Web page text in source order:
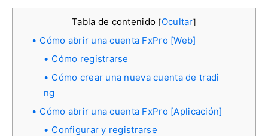
Tabla de contenido [Ocultar]
Cómo abrir una cuenta FxPro [Web]
Cómo registrarse
Cómo crear una nueva cuenta de tradi
ng
Cómo abrir una cuenta FxPro [Aplicación]
Configurar y registrarse